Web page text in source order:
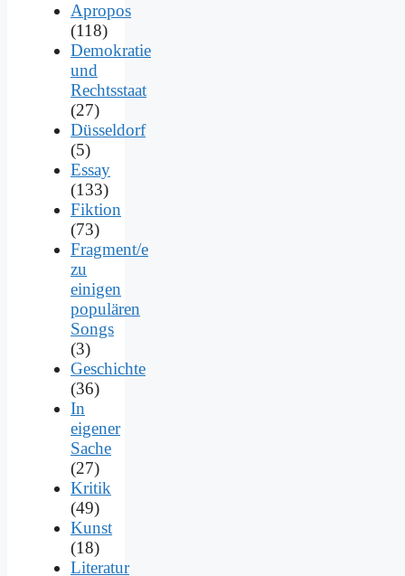
Apropos
(118)
Demokratie
und
Rechtsstaat
(27)
Düsseldorf
(5)
Essay
(133)
Fiktion
(73)
Fragment/e
zu
einigen
populären
Songs
(3)
Geschichte
(36)
In
eigener
Sache
(27)
Kritik
(49)
Kunst
(18)
Literatur